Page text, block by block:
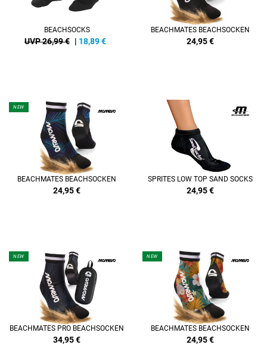
BEACHSOCKS
UVP 26,99 € | 18,89€
BEACHMATES BEACHSOCKEN
24,95€
NEW
BEACHMATES BEACHSOCKEN
24,95€
SPRITES LOW TOP SAND SOCKS
24,95€
NEW
BEACHMATES PRO BEACHSOCKEN
34,95€
NEW
BEACHMATES BEACHSOCKEN
24,95€